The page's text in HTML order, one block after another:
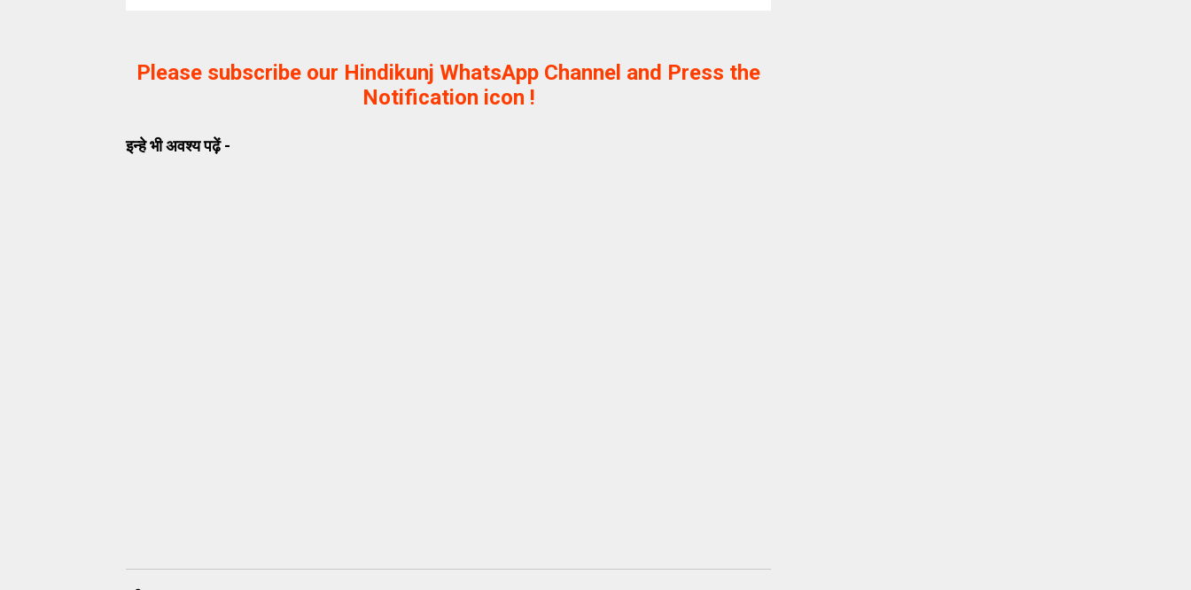
Please subscribe our Hindikunj WhatsApp Channel and Press the
Notification icon !
इन्हे भी अवश्य पढ़ें -